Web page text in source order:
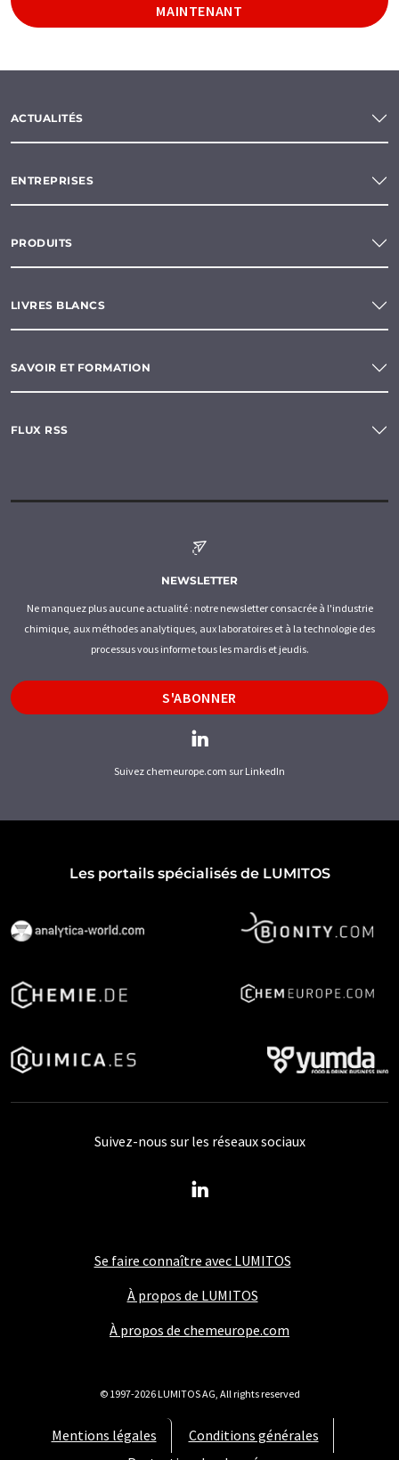
MAINTENANT
ACTUALITÉS
ENTREPRISES
PRODUITS
LIVRES BLANCS
SAVOIR ET FORMATION
FLUX RSS
NEWSLETTER
Ne manquez plus aucune actualité : notre newsletter consacrée à l'industrie
chimique, aux méthodes analytiques, aux laboratoires et à la technologie des
processus vous informe tous les mardis et jeudis.
S'ABONNER
Suivez chemeurope.com sur LinkedIn
Les portails spécialisés de LUMITOS
Se faire connaître avec LUMITOS
À propos de LUMITOS
À propos de chemeurope.com
Mentions légales
Conditions générales
Suivez-nous sur les réseaux sociaux
© 1997-2026 LUMITOS AG, All rights reserved